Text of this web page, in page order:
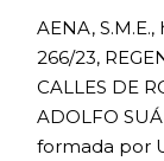
AENA,
266/23,
CALLES DE
ADOLFO
formada por